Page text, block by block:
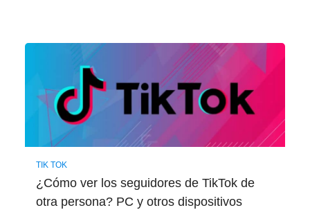
TIK TOK
¿Cómo ver los seguidores de TikTok de
otra persona? PC y otros dispositivos